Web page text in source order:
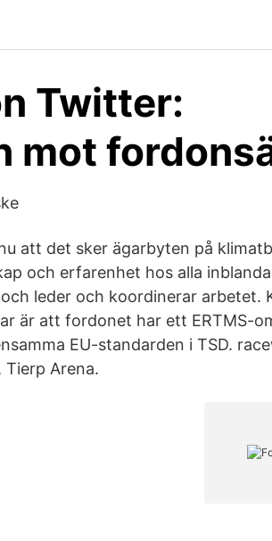
Twitter:
mot
att det sker ägarbyten på
och erfarenhet hos alla
leder och koordinerar arbetet.
är att fordonet har ett ERTMS-
EU-standarden i TSD.
Arena.